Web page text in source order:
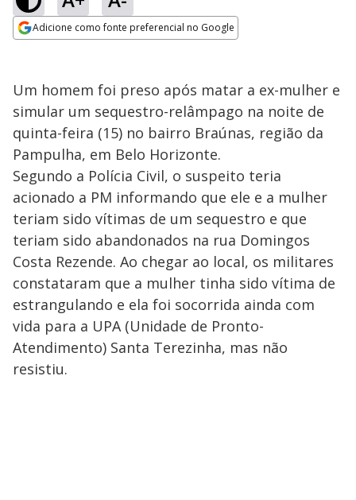
Adicione como fonte preferencial no Google
Um homem foi preso após matar a ex-mulher e
simular um sequestro-relâmpago na noite de
quinta-feira (15) no bairro Braúnas, região da
Pampulha, em Belo Horizonte.
Segundo a Polícia Civil, o suspeito teria
acionado a PM informando que ele e a mulher
teriam sido vítimas de um sequestro e que
teriam sido abandonados na rua Domingos
Costa Rezende. Ao chegar ao local, os militares
constataram que a mulher tinha sido vítima de
estrangulando e ela foi socorrida ainda com
vida para a UPA (Unidade de Pronto-
Atendimento) Santa Terezinha, mas não
resistiu.